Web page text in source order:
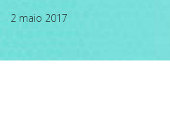
GALERIA
2 maio 2017